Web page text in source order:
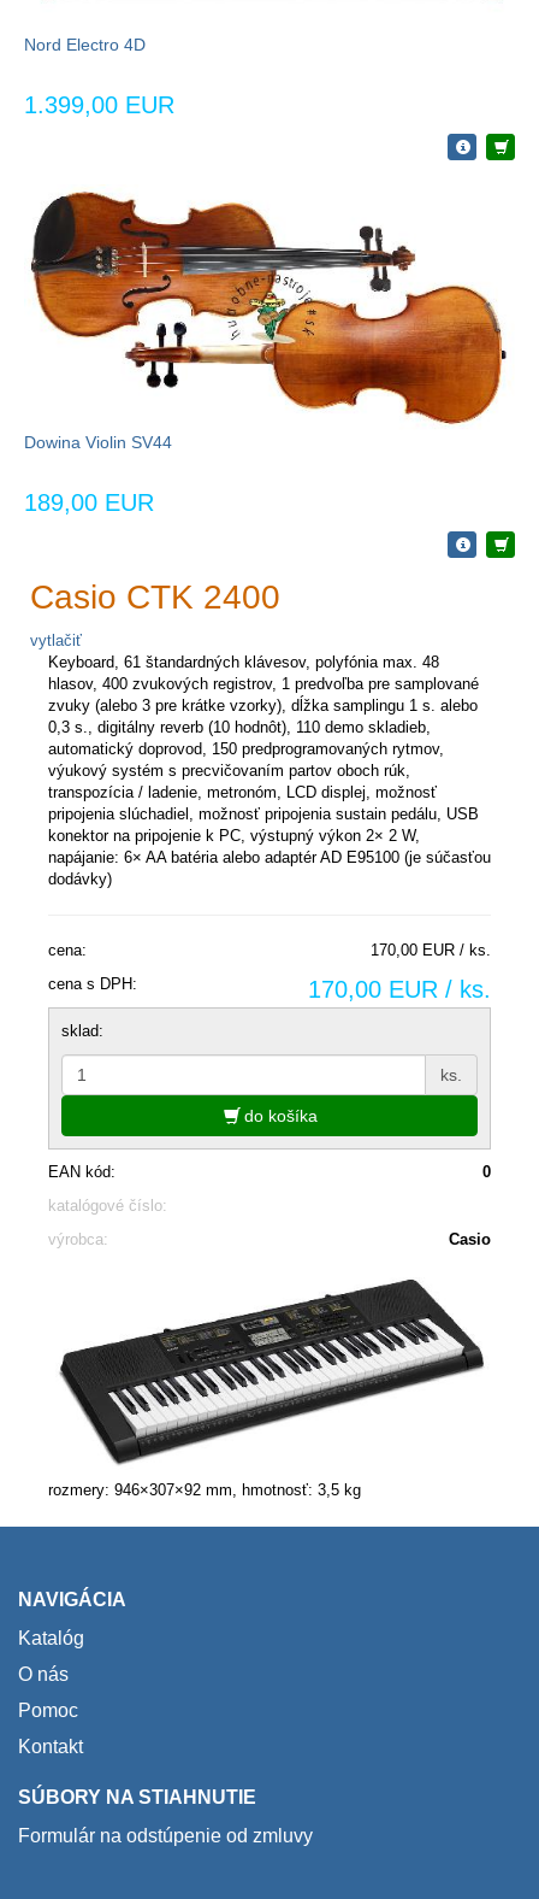
Nord Electro 4D
1.399,00 EUR
Dowina Violin SV44
189,00 EUR
Casio CTK 2400
vytlačiť
Keyboard, 61 štandardných klávesov, polyfónia max. 48
hlasov, 400 zvukových registrov, 1 predvoľba pre samplované
zvuky (alebo 3 pre krátke vzorky), dĺžka samplingu 1 s. alebo
0,3 s., digitálny reverb (10 hodnôt), 110 demo skladieb,
automatický doprovod, 150 predprogra­movaných rytmov,
výukový systém s precvičovaním partov oboch rúk,
transpozícia / ladenie, metronóm, LCD displej, možnosť
pripojenia slúchadiel, možnosť pripojenia sustain pedálu, USB
konektor na pripojenie k PC, výstupný výkon 2× 2 W,
napájanie: 6× AA batéria alebo adaptér AD E95100 (je súčasťou
dodávky)
cena:
170,00 EUR / ks.
cena s DPH:
170,00 EUR / ks.
sklad:
ks.
do košíka
EAN kód:
0
katalógové číslo:
výrobca:
Casio
rozmery: 946×307×92 mm, hmotnosť: 3,5 kg
NAVIGÁCIA
Katalóg
O nás
Pomoc
Kontakt
SÚBORY NA STIAHNUTIE
Formulár na odstúpenie od zmluvy